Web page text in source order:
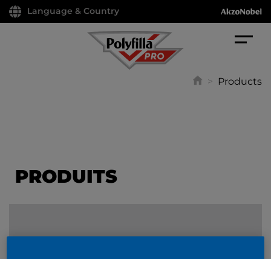
Language & Country
> Products
PRODUITS